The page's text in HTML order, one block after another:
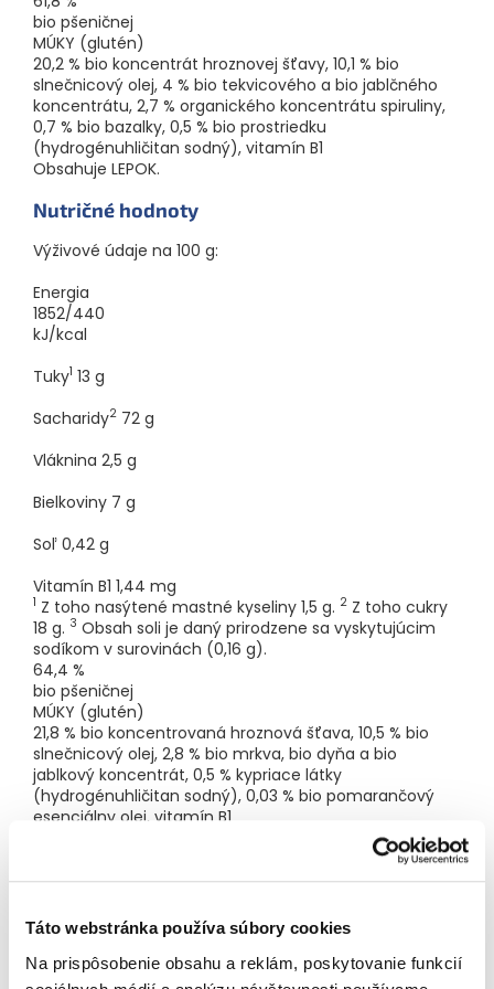
Táto webstránka používa súbory cookies
Na prispôsobenie obsahu a reklám, poskytovanie funkcií
povyrástlo, neznamená to, že je schopné jesť ako dospelý!
Odporúčame vám, aby ste mu dali citronové zvieratka, iba
ak už vie sedieť na vysokej detskej stoličke, je zvyknuté jesť
chlieb a jedlá obsahujúce kúsky a má aspoň dva zuby. Je tiež
nevyhnutné, aby vaše dieťa sedelo vzpriamene a bolo počas
jedla pod neustálym dohľadom dospelého.
Potravina pre zvláštnu výživu.
Dodávateľ:Health Academy s.r.o., Zbraslavská 22/49, Malá
75406, Paris Cedex.
Hmotnosť: 80 g (4x20g). Výrobok ekologického
poľnohospodárstva. Krajina pôvodu: Vyrobené v Nemecku.
bio pšeničnej
MÚKY (glutén)
20,2 % bio koncentrát hroznovej šťavy, 10,1 % bio
slnečnicový olej, 4 % bio tekvicového a bio jablčného
koncentrátu, 2,7 % organického koncentrátu spiruliny,
0,7 % bio bazalky, 0,5 % bio prostriedku
(hydrogénuhličitan sodný), vitamín B1
Obsahuje LEPOK.
Nutričné hodnoty
Výživové údaje na 100 g:
Energia
1852/440
kJ/kcal
Tuky1 13 g
Sacharidy2 72 g
Vláknina 2,5 g
Bielkoviny 7 g
Soľ 0,42 g
Vitamín B1 1,44 mg
1 Z toho nasýtené mastné kyseliny 1,5 g. 2 Z toho cukry
18 g. 3 Obsah soli je daný prirodzene sa vyskytujúcim
sodíkom v surovinách (0,16 g).
64,4 %
bio pšeničnej
MÚKY (glutén)
21,8 % bio koncentrovaná hroznová šťava, 10,5 % bio
slnečnicový olej, 2,8 % bio mrkva, bio dyňa a bio
jablkový koncentrát, 0,5 % kypriace látky
(hydrogénuhličitan sodný), 0,03 % bio pomarančový
esenciálny olej, vitamín B1
Nutričné hodnoty
Výživové údaje na 100 g:
Energia
1876/446